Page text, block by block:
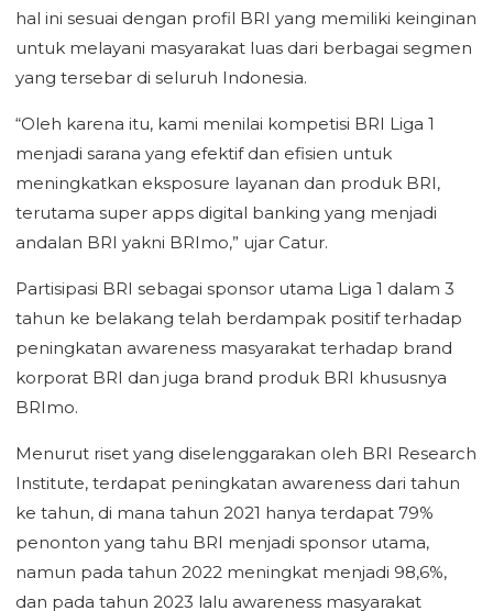
hal ini sesuai dengan profil BRI yang memiliki keinginan
untuk melayani masyarakat luas dari berbagai segmen
yang tersebar di seluruh Indonesia.
“Oleh karena itu, kami menilai kompetisi BRI Liga 1
menjadi sarana yang efektif dan efisien untuk
meningkatkan eksposure layanan dan produk BRI,
terutama super apps digital banking yang menjadi
andalan BRI yakni BRImo,” ujar Catur.
Partisipasi BRI sebagai sponsor utama Liga 1 dalam 3
tahun ke belakang telah berdampak positif terhadap
peningkatan awareness masyarakat terhadap brand
korporat BRI dan juga brand produk BRI khususnya
BRImo.
Menurut riset yang diselenggarakan oleh BRI Research
Institute, terdapat peningkatan awareness dari tahun
ke tahun, di mana tahun 2021 hanya terdapat 79%
penonton yang tahu BRI menjadi sponsor utama,
namun pada tahun 2022 meningkat menjadi 98,6%,
dan pada tahun 2023 lalu awareness masyarakat